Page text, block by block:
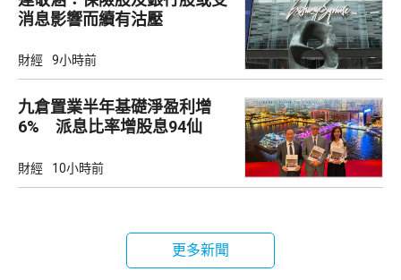
消息影響而續有沽壓
財經 9小時前
九倉置業半年基礎淨盈利增
6% 派息比率增股息94仙
財經 10小時前
更多新聞